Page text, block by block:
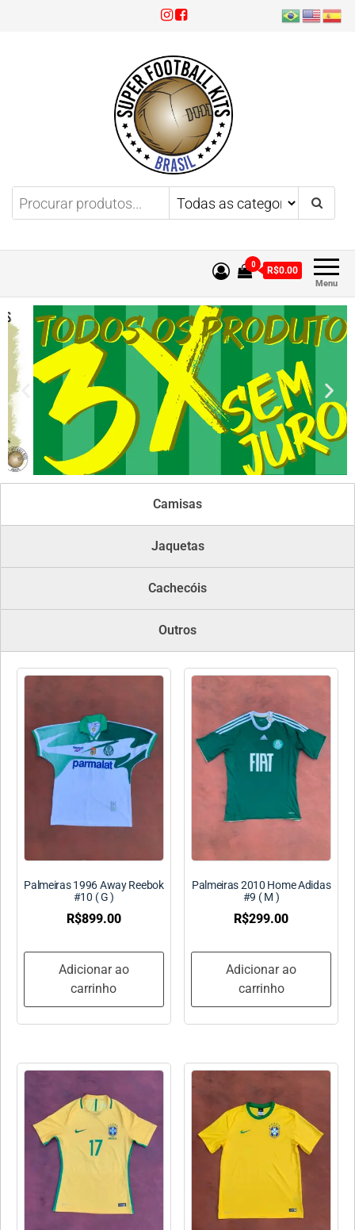
Super Football KitsAproveite 3x sem juros!
Menu
0
R$0.00
Camisas
Jaquetas
Cachecóis
Outros
Palmeiras 1996 Away Reebok
#10 ( G )
R$899.00
Adicionar ao
carrinho
Palmeiras 2010 Home Adidas
#9 ( M )
R$299.00
Adicionar ao
carrinho